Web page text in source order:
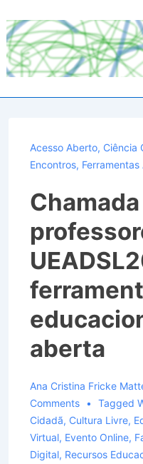
para
Acesso Aberto, Ciência
Encontros,
aberta
Ana Cristina Fricke
Comments
Tagged
Cidadã, Cultura Livre,
Virtual, Evento Online,
Digital, Recursos